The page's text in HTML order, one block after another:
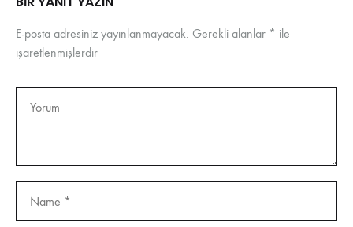
E-posta adresiniz yayınlanmayacak. Gerekli alanlar * ile
işaretlenmişlerdir